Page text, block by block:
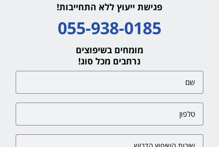
פגישת ייעוץ ללא התחייבות!
055-938-0185
מומחים בשיפוצים
נרחבים מכל סוג!